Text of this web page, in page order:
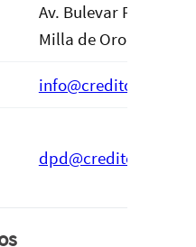
Av. Bulevar Príncipe
Milla de Oro, oficina
info@creditorapid.es
dpd@creditorapid.es